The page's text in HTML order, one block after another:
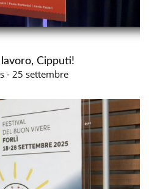
Cipputi!
- 25 settembre